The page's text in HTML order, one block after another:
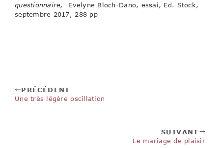
questionnaire,
Evelyne Bloch-Dano, essai, Ed. Stock,
septembre 2017, 288 pp
PRÉCÉDENT
Une très légère oscillation
SUIVANT
Le mariage de plaisir